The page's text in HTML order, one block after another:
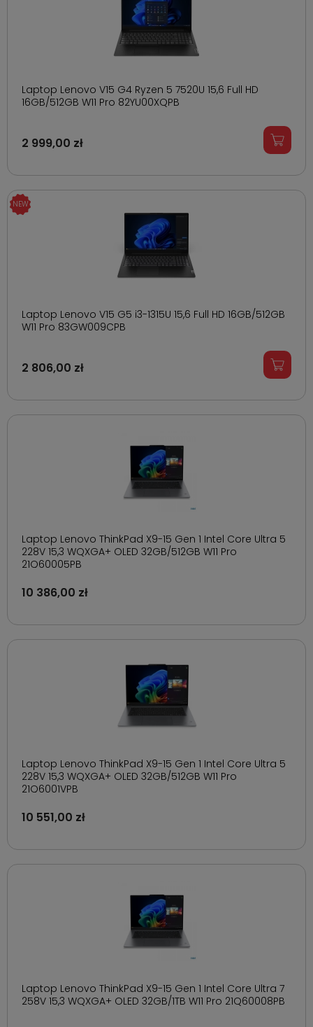
Laptop Lenovo V15 G4 Ryzen 5 7520U 15,6 Full HD
16GB/512GB W11 Pro 82YU00XQPB
2 999,00 zł
Laptop Lenovo V15 G5 i3-1315U 15,6 Full HD 16GB/512GB
W11 Pro 83GW009CPB
2 806,00 zł
Laptop Lenovo ThinkPad X9-15 Gen 1 Intel Core Ultra 5
228V 15,3 WQXGA+ OLED 32GB/512GB W11 Pro
21Q60005PB
10 386,00 zł
Laptop Lenovo ThinkPad X9-15 Gen 1 Intel Core Ultra 5
228V 15,3 WQXGA+ OLED 32GB/512GB W11 Pro
21Q6001VPB
10 551,00 zł
Laptop Lenovo ThinkPad X9-15 Gen 1 Intel Core Ultra 7
258V 15,3 WQXGA+ OLED 32GB/1TB W11 Pro 21Q60008PB